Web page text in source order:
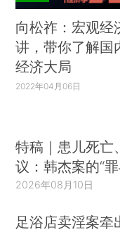
向松祚：宏观经
讲，带你了解国
经济大局
2022年04月06日
特稿｜患儿死亡
议：韩杰案的“
2026年08月10日
足浴店卖淫案牵